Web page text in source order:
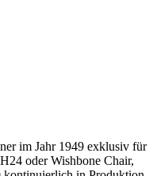
im Jahr 1949 exklusiv für
oder Wishbone Chair,